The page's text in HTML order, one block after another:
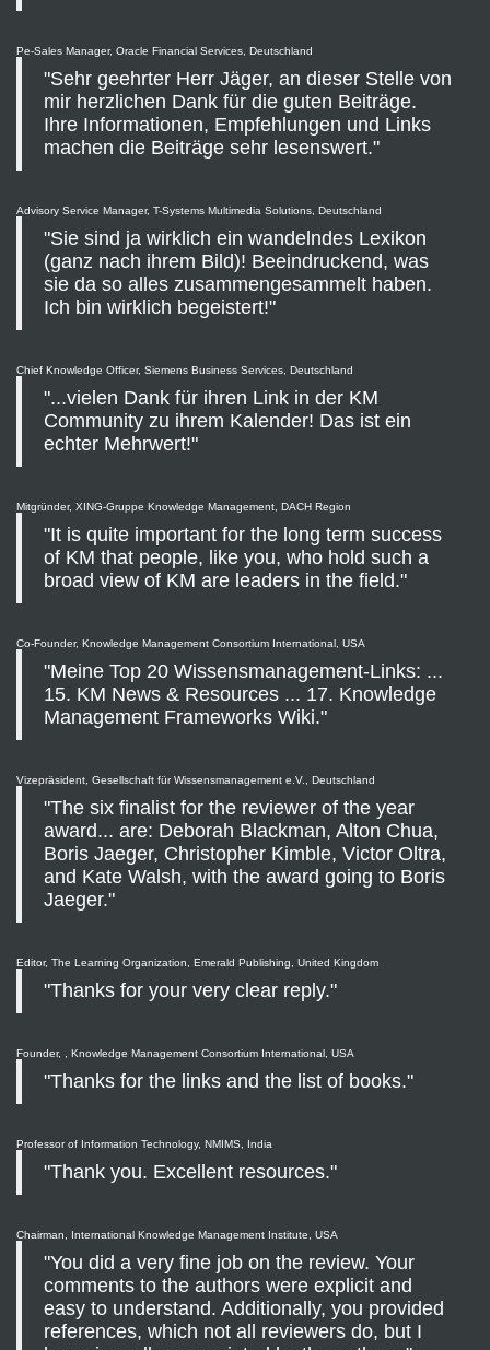
Pe-Sales Manager, Oracle Financial Services, Deutschland
"Sehr geehrter Herr Jäger, an dieser Stelle von
mir herzlichen Dank für die guten Beiträge.
Ihre Informationen, Empfehlungen und Links
machen die Beiträge sehr lesenswert."
Advisory Service Manager, T-Systems Multimedia Solutions, Deutschland
"Sie sind ja wirklich ein wandelndes Lexikon
(ganz nach ihrem Bild)! Beeindruckend, was
sie da so alles zusammengesammelt haben.
Ich bin wirklich begeistert!"
Chief Knowledge Officer, Siemens Business Services, Deutschland
"...vielen Dank für ihren Link in der KM
Community zu ihrem Kalender! Das ist ein
echter Mehrwert!"
Mitgründer, XING-Gruppe Knowledge Management, DACH Region
"It is quite important for the long term success
of KM that people, like you, who hold such a
broad view of KM are leaders in the field."
Co-Founder, Knowledge Management Consortium International, USA
"Meine Top 20 Wissensmanagement-Links: ...
15. KM News & Resources ... 17. Knowledge
Management Frameworks Wiki."
Vizepräsident, Gesellschaft für Wissensmanagement e.V., Deutschland
"The six finalist for the reviewer of the year
award... are: Deborah Blackman, Alton Chua,
Boris Jaeger, Christopher Kimble, Victor Oltra,
and Kate Walsh, with the award going to Boris
Jaeger."
Editor, The Learning Organization, Emerald Publishing, United Kingdom
"Thanks for your very clear reply."
Founder, , Knowledge Management Consortium International, USA
"Thanks for the links and the list of books."
Professor of Information Technology, NMIMS, India
"Thank you. Excellent resources."
Chairman, International Knowledge Management Institute, USA
"You did a very fine job on the review. Your
comments to the authors were explicit and
easy to understand. Additionally, you provided
references, which not all reviewers do, but I